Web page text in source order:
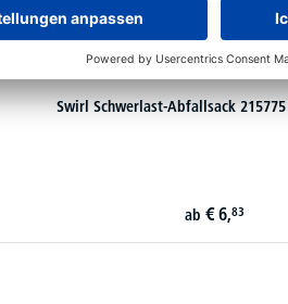
Swirl Schwerlast-Abfallsack
ab € 6,83